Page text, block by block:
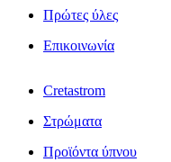
Πρώτες ύλες
Επικοινωνία
Cretastrom
Στρώματα
Προϊόντα ύπνου